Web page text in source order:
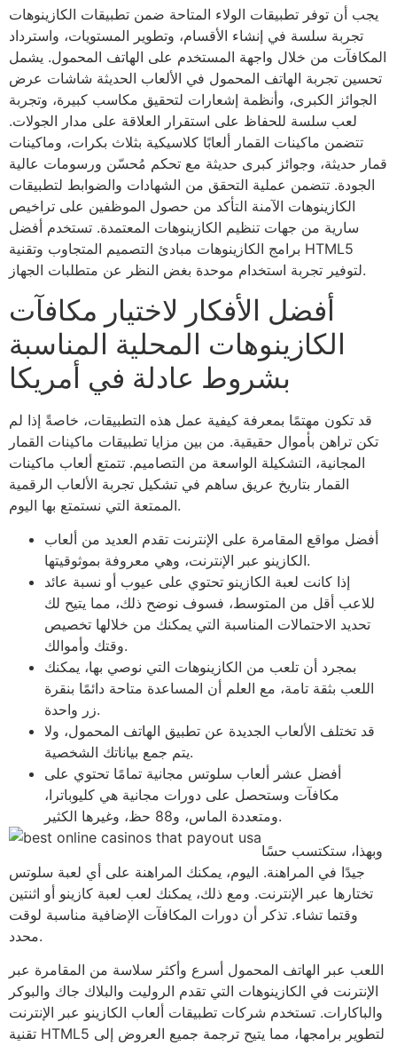
يجب أن توفر تطبيقات الولاء المتاحة ضمن تطبيقات الكازينوهات
تجربة سلسة في إنشاء الأقسام، وتطوير المستويات، واسترداد
المكافآت من خلال واجهة المستخدم على الهاتف المحمول. يشمل
تحسين تجربة الهاتف المحمول في الألعاب الحديثة شاشات عرض
الجوائز الكبرى، وأنظمة إشعارات لتحقيق مكاسب كبيرة، وتجربة
لعب سلسة للحفاظ على استقرار العلاقة على مدار الجولات.
تتضمن ماكينات القمار ألعابًا كلاسيكية بثلاث بكرات، وماكينات
قمار حديثة، وجوائز كبرى حديثة مع تحكم مُحسّن ورسومات عالية
الجودة. تتضمن عملية التحقق من الشهادات والضوابط لتطبيقات
الكازينوهات الآمنة التأكد من حصول الموظفين على تراخيص
سارية من جهات تنظيم الكازينوهات المعتمدة. تستخدم أفضل
برامج الكازينوهات مبادئ التصميم المتجاوب وتقنية HTML5
لتوفير تجربة استخدام موحدة بغض النظر عن متطلبات الجهاز.
أفضل الأفكار لاختيار مكافآت
الكازينوهات المحلية المناسبة
بشروط عادلة في أمريكا
قد تكون مهتمًا بمعرفة كيفية عمل هذه التطبيقات، خاصةً إذا لم
تكن تراهن بأموال حقيقية. من بين مزايا تطبيقات ماكينات القمار
المجانية، التشكيلة الواسعة من التصاميم. تتمتع ألعاب ماكينات
القمار بتاريخ عريق ساهم في تشكيل تجربة الألعاب الرقمية
الممتعة التي نستمتع بها اليوم.
أفضل مواقع المقامرة على الإنترنت تقدم العديد من ألعاب
الكازينو عبر الإنترنت، وهي معروفة بموثوقيتها.
إذا كانت لعبة الكازينو تحتوي على عيوب أو نسبة عائد
للاعب أقل من المتوسط، فسوف نوضح ذلك، مما يتيح لك
تحديد الاحتمالات المناسبة التي يمكنك من خلالها تخصيص
وقتك وأموالك.
بمجرد أن تلعب من الكازينوهات التي نوصي بها، يمكنك
اللعب بثقة تامة، مع العلم أن المساعدة متاحة دائمًا بنقرة
زر واحدة.
قد تختلف الألعاب الجديدة عن تطبيق الهاتف المحمول، ولا
يتم جمع بياناتك الشخصية.
أفضل عشر ألعاب سلوتس مجانية تمامًا تحتوي على
مكافآت وستحصل على دورات مجانية هي كليوباترا،
ومتعددة الماس، و88 حظ، وغيرها الكثير.
وبهذا، ستكتسب حسًا
جيدًا في المراهنة. اليوم، يمكنك المراهنة على أي لعبة سلوتس
تختارها عبر الإنترنت. ومع ذلك، يمكنك لعب لعبة كازينو أو اثنتين
وقتما تشاء. تذكر أن دورات المكافآت الإضافية مناسبة لوقت
محدد.
اللعب عبر الهاتف المحمول أسرع وأكثر سلاسة من المقامرة عبر
الإنترنت في الكازينوهات التي تقدم الروليت والبلاك جاك والبوكر
والباكارات. تستخدم شركات تطبيقات ألعاب الكازينو عبر الإنترنت
تقنية HTML5 لتطوير برامجها، مما يتيح ترجمة جميع العروض إلى